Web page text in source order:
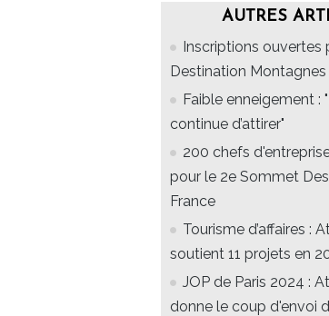
AUTRES
Inscriptions ouvertes
Destination Montagnes
Faible enneigement :
continue d’attirer"
200 chefs
pour le 2e Sommet
France
Tourisme d’affaires :
soutient 11 projets en
JOP de Paris 2024 :
donne le coup d'envoi